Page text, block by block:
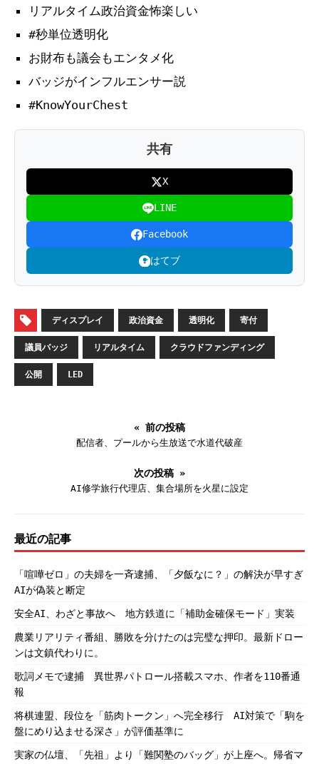
リアルタイム政治資金怖楽しい
#秒単位透明化
お財布も議会もエンタメ化
バッジがインフルエンサー説
#KnowYourChest
共有
X
LINE
Facebook
はてブ
ディスプレイ 政治資金 透明化 寄付
議員バッジ リアルタイム クラウドファンディング
公開 LED
« 前の投稿
配信者、プールから生放送で水道代破産
次の投稿 »
AI修学旅行代理店、集合場所を火星に設定
最近の記事
「喧嘩ゼロ」の夫婦を一斉逮捕、「夕飯なに？」の解決が早すぎ
AIが偽装と断定
安全AI、わざと事故へ 地方鉄道に「補助金確保モード」実装
農業リアリティ番組、勝敗を分けたのは完璧な押印。最新ドロー
ンは文鎮代わりに。
歌詞メモで逮捕 異世界パトロール搭載スマホ、作者を110番通
報
将棋連盟、段位を「筋肉トークン」へ完全移行 AI対策で「駒を
盤にめり込ませる深さ」が評価基準に
実家の仏壇、「先祖」より「難関塾のバッグ」が上座へ。帰省マ